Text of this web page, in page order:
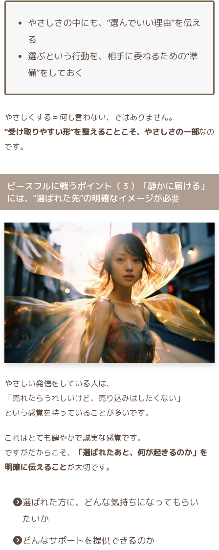
やさしさの中にも、“選んでいい理由”を伝え
る
選ぶという行動を、相手に委ねるための“準
備”をしておく
やさしくする＝何も言わない、ではありません。
“受け取りやすい形”を整えることこそ、やさしさの一部なの
です。
ピースフルに戦うポイント（３）「静かに届ける」
には、“選ばれた先”の明確なイメージが必要
やさしい発信をしている人は、
「売れたらうれしいけど、売り込みはしたくない」
という感覚を持っていることが多いです。
これはとても健やかで誠実な感覚です。
ですがだからこそ、
「選ばれたあと、何が起きるのか」を
明確に伝えることが大切です。
選ばれた方に、どんな気持ちになってもらい
たいか
どんなサポートを提供できるのか